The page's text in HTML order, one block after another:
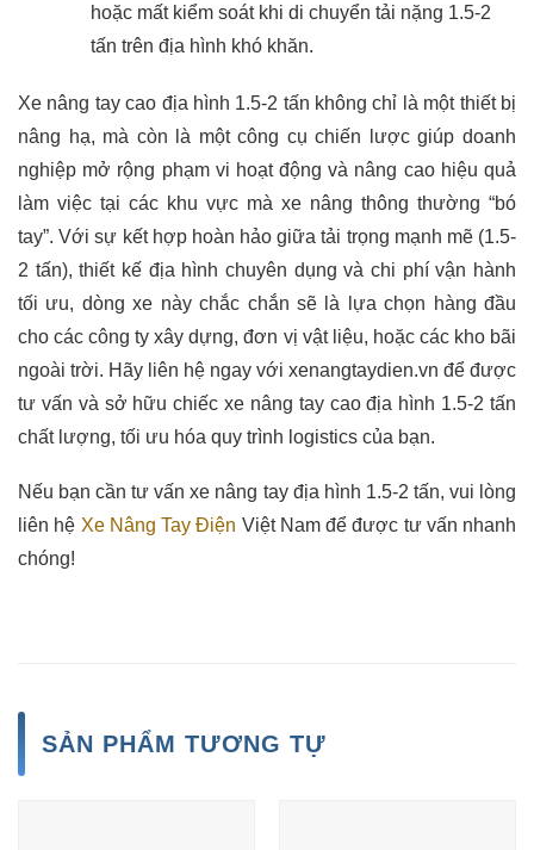
hoặc mất kiểm soát khi di chuyển tải nặng 1.5-2
tấn trên địa hình khó khăn.
Xe nâng tay cao địa hình 1.5-2 tấn không chỉ là một thiết bị
nâng hạ, mà còn là một công cụ chiến lược giúp doanh
nghiệp mở rộng phạm vi hoạt động và nâng cao hiệu quả
làm việc tại các khu vực mà xe nâng thông thường “bó
tay”. Với sự kết hợp hoàn hảo giữa tải trọng mạnh mẽ (1.5-
2 tấn), thiết kế địa hình chuyên dụng và chi phí vận hành
tối ưu, dòng xe này chắc chắn sẽ là lựa chọn hàng đầu
cho các công ty xây dựng, đơn vị vật liệu, hoặc các kho bãi
ngoài trời. Hãy liên hệ ngay với xenangtaydien.vn để được
tư vấn và sở hữu chiếc xe nâng tay cao địa hình 1.5-2 tấn
chất lượng, tối ưu hóa quy trình logistics của bạn.
Nếu bạn cần tư vấn xe nâng tay địa hình 1.5-2 tấn, vui lòng
liên hệ Xe Nâng Tay Điện Việt Nam để được tư vấn nhanh
chóng!
SẢN PHẨM TƯƠNG TỰ